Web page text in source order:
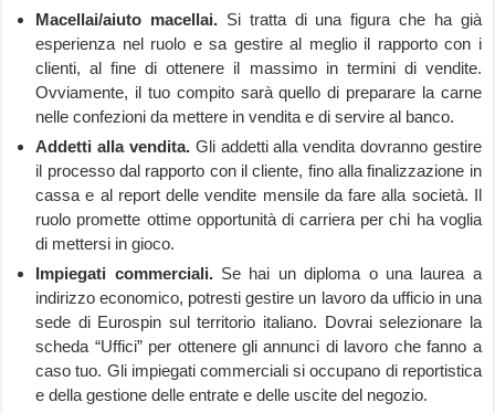
Macellai/aiuto macellai. Si tratta di una figura che ha già
esperienza nel ruolo e sa gestire al meglio il rapporto con i
clienti, al fine di ottenere il massimo in termini di vendite.
Ovviamente, il tuo compito sarà quello di preparare la carne
nelle confezioni da mettere in vendita e di servire al banco.
Addetti alla vendita. Gli addetti alla vendita dovranno gestire
il processo dal rapporto con il cliente, fino alla finalizzazione in
cassa e al report delle vendite mensile da fare alla società. Il
ruolo promette ottime opportunità di carriera per chi ha voglia
di mettersi in gioco.
Impiegati commerciali. Se hai un diploma o una laurea a
indirizzo economico, potresti gestire un lavoro da ufficio in una
sede di Eurospin sul territorio italiano. Dovrai selezionare la
scheda “Uffici” per ottenere gli annunci di lavoro che fanno a
caso tuo. Gli impiegati commerciali si occupano di reportistica
e della gestione delle entrate e delle uscite del negozio.